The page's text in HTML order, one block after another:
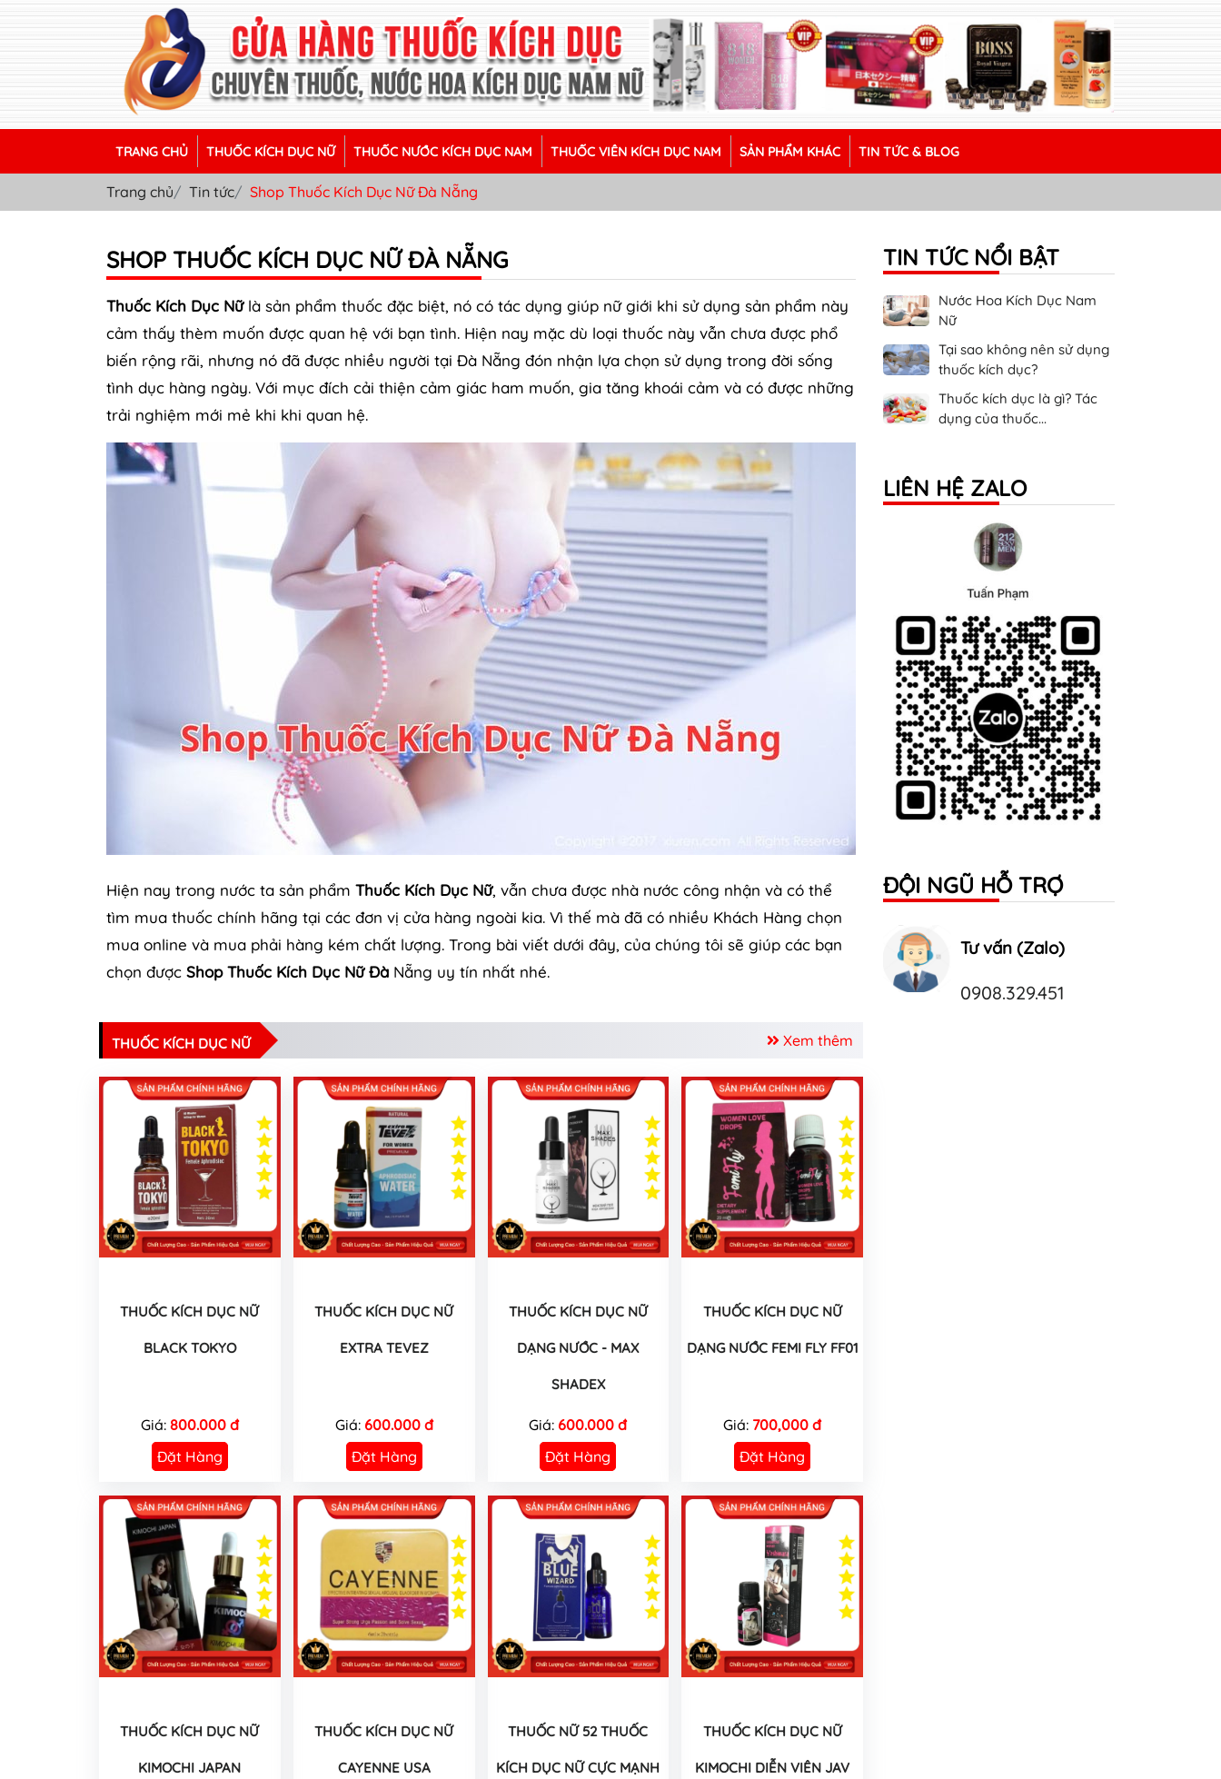
TRANG CHỦ THUỐC KÍCH DỤC NỮ THUỐC NƯỚC KÍCH DỤC NAM THUỐC VIÊN KÍCH DỤC NAM SẢN PHẨM KHÁC TIN TỨC & BLOG
Trang chủ Tin tức Shop Thuốc Kích Dục Nữ Đà Nẵng
SHOP THUỐC KÍCH DỤC NỮ ĐÀ NẴNG
Thuốc Kích Dục Nữlà sản phẩm thuốc đặc biệt, nó có tác dụng giúp nữ giới khi sử dụng sản phẩm này
cảm thấy thèm muốn được quan hệ với bạn tình. Hiện nay mặc dù loại thuốc này vẫn chưa được phổ
biến rộng rãi, nhưng nó đã được nhiều người tại Đà Nẵng đón nhận lựa chọn sử dụng trong đời sống
tình dục hàng ngày. Với mục đích cải thiện cảm giác ham muốn, gia tăng khoái cảm và có được những
trải nghiệm mới mẻ khi khi quan hệ.
Hiện nay trong nước ta sản phẩm Thuốc Kích Dục Nữ, vẫn chưa được nhà nước công nhận và có thể
tìm mua thuốc chính hãng tại các đơn vị cửa hàng ngoài kia. Vì thế mà đã có nhiều Khách Hàng chọn
mua online và mua phải hàng kém chất lượng. Trong bài viết dưới đây, của chúng tôi sẽ giúp các bạn
chọn được Shop Thuốc Kích Dục Nữ Đà Nẵng uy tín nhất nhé.
Xem thêm
THUỐC KÍCH DỤC NỮ
THUỐC KÍCH DỤC NỮ
BLACK TOKYO
Giá: 800.000 đ
Đặt Hàng
THUỐC KÍCH DỤC NỮ
EXTRA TEVEZ
Giá: 600.000 đ
Đặt Hàng
THUỐC KÍCH DỤC NỮ
DẠNG NƯỚC - MAX
SHADEX
Giá: 600.000 đ
Đặt Hàng
THUỐC KÍCH DỤC NỮ
DẠNG NƯỚC FEMI FLY FF01
Giá: 700,000 đ
Đặt Hàng
THUỐC KÍCH DỤC NỮ
KIMOCHI JAPAN
THUỐC KÍCH DỤC NỮ
CAYENNE USA
THUỐC NỮ 52 THUỐC
KÍCH DỤC NỮ CỰC MẠNH
THUỐC KÍCH DỤC NỮ
KIMOCHI DIỄN VIÊN JAV
TIN TỨC NỔI BẬT
Nước Hoa Kích Dục Nam
Nữ
Tại sao không nên sử dụng
thuốc kích dục?
Thuốc kích dục là gì? Tác
dụng của thuốc...
LIÊN HỆ ZALO
ĐỘI NGŨ HỖ TRỢ
Tư vấn (Zalo)
0908.329.451